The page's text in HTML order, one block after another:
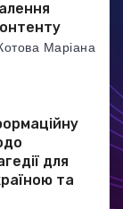
Маріана
для
та